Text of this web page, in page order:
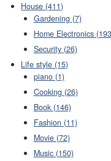
House (411)
Gardening (7)
Home Electronics
Security (26)
Life style (15)
piano (1)
Cooking (26)
Book (146)
Fashion (11)
Movie (72)
Music (150)